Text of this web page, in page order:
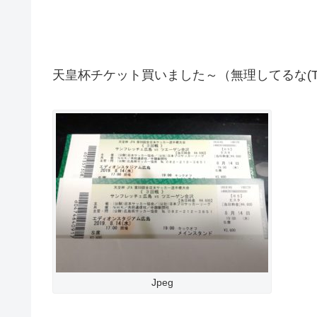
天皇杯チケット買いました～（無理してるな
Jpeg